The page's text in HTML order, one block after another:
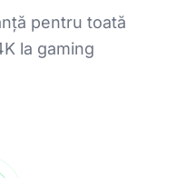
pentru toată
la gaming